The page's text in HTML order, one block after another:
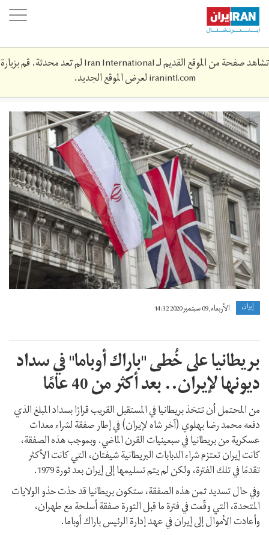
Skip
main
content
تشاهد صفحة من الموقع القديم لـ Iran International لم تعد محدثة. قم بزيارة
iranintl.comلعرض الموقع الجديد.
156934409.jpg
إيران الأربعاء, 09 سبتمبر 2020 14:32
بريطانيا على خُطى "باراك أوباما" في سداد
ديونها لإيران.. بعد أكثر من 40 عامًا
من المحتمل أن تتخذ بريطانيا في المستقبل القريب قرارًا بسداد المبلغ الذي
دفعه محمد رضا بهلوي (آخر شاه لإيران) في إطار صفقة لشراء معدات
عسكرية من بريطانيا في سبعينيات القرن الماضي. وبموجب هذه الصفقة،
كانت إيران تعتزم شراء الدبابات البريطانية شيفتان، التي كانت الأكثر
تقدمًا في تلك الفترة، ولكن لم يتم تسليمها إلى إيران بعد ثورة 1979.
وفي حال تسديد ثمن هذه الصفقة، ستكون بريطانيا قد حذت حذو الولايات
المتحدة، التي وقّعت في فترة ما قبل الثورة صفقة أسلحة مع طهران،
وأعادت الأموال إلى إيران في عهد إدارة الرئيس باراك أوباما.